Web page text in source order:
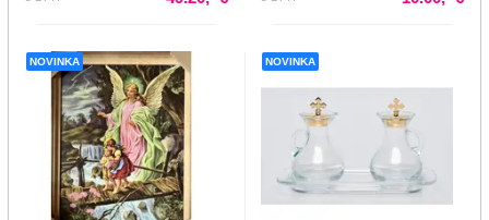
NOVINKA NOVINKA